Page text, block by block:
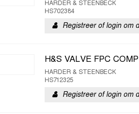
HARDER & STEENBECK
HS702384
Registreer of login om
H&S VALVE FPC
HARDER & STEENBECK
HS712325
Registreer of login om